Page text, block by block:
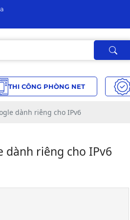
THI CÔNG PHÒNG NET
dành riêng cho IPv6
dành riêng cho IPv6